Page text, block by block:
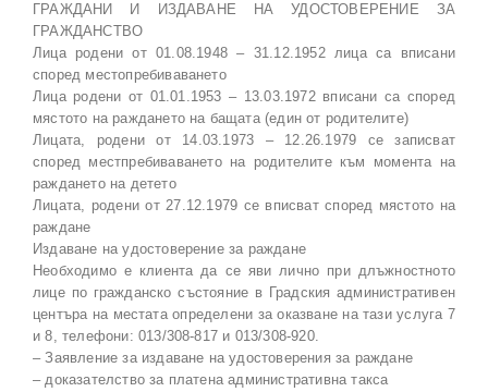
ГРАЖДАНИ И ИЗДАВАНЕ НА УДОСТОВЕРЕНИЕ ЗА
ГРАЖДАНСТВО
Лица родени от 01.08.1948 – 31.12.1952 лица са вписани
според местопребиваването
Лица родени от 01.01.1953 – 13.03.1972 вписани са според
мястото на раждането на бащата (един от родителите)
Лицата, родени от 14.03.1973 – 12.26.1979 се записват
според местпребиваването на родителите към момента на
раждането на детето
Лицата, родени от 27.12.1979 се вписват според мястото на
раждане
Издаване на удостоверение за раждане
Необходимо е клиента да се яви лично при длъжностното
лице по гражданско състояние в Градския административен
центъра на местата определени за оказване на тази услуга 7
и 8, телефони: 013/308-817 и 013/308-920.
– Заявление за издаване на удостоверения за раждане
– доказателство за платена административна такса